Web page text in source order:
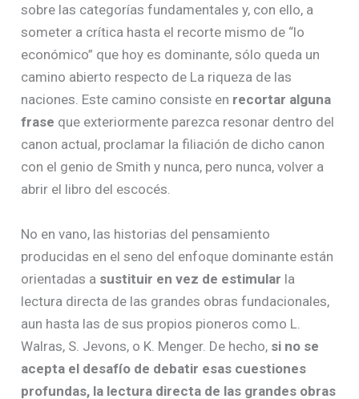
sobre las categorías fundamentales y, con ello, a
someter a crítica hasta el recorte mismo de “lo
económico” que hoy es dominante, sólo queda un
camino abierto respecto de La riqueza de las
naciones. Este camino consiste en recortar alguna
frase que exteriormente parezca resonar dentro del
canon actual, proclamar la filiación de dicho canon
con el genio de Smith y nunca, pero nunca, volver a
abrir el libro del escocés.
No en vano, las historias del pensamiento
producidas en el seno del enfoque dominante están
orientadas a sustituir en vez de estimular la
lectura directa de las grandes obras fundacionales,
aun hasta las de sus propios pioneros como L.
Walras, S. Jevons, o K. Menger. De hecho, si no se
acepta el desafío de debatir esas cuestiones
profundas, la lectura directa de las grandes obras